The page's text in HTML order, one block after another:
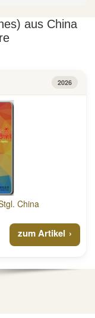
aus China
2026
China
zum Artikel